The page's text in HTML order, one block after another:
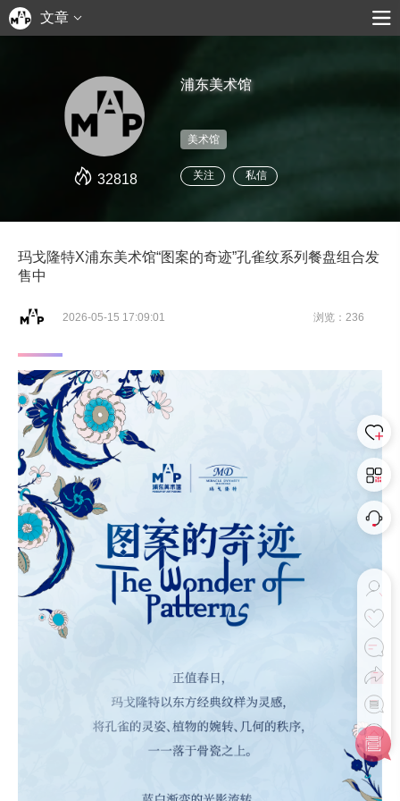
文章
32818
浦东美术馆
美术馆
关注 私信
玛戈隆特X浦东美术馆“图案的奇迹”孔雀纹系列餐盘组合发
售中
2026-05-15 17:09:01 浏览：236